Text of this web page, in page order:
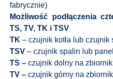
fabrycznie)
Możliwość podłączenia
TS, TV, TK i TSV
TK – czujnik kotła lub
TSV – czujnik spalin lub
TS – czujnik dolny na
TV – czujnik górny na